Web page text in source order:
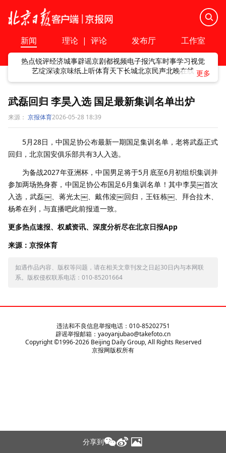
新闻 理论 | 评论 发布厅 工作室
热点锐评经济城事辟谣京剧都视频电子报汽车时事学习视觉
艺绽深读京味纸上听体育天下长城北京民声北晚在线
武磊回归 李昊入选 国足最新集训名单出炉
来源： 京报体育2026-05-28 18:39
5月28日，中国足协公布最新一期国足集训名单，老将武磊正式
回归，北京国安俱乐部共有3人入选。
为备战2027年亚洲杯，中国男足将于5月底至6月初组织集训并
参加两场热身赛，中国足协公布国足6月集训名单！其中李昊￼首次
入选，武磊￼、蒋光太￼、戴伟浚￼回归，王钰栋￼、拜合拉木、
杨希在列，与直播吧此前报道一致。
更多热点速报、权威资讯、深度分析尽在北京日报App
来源：京报体育
如遇作品内容、版权等问题，请在相关文章刊发之日起30日内与本网联
系。版权侵权联系电话：010-85201664
分享到
违法和不良信息举报电话：010-85202751
辟谣举报邮箱：yaoyanjubao@takefoto.cn
Copyright ©1996-2026Beijing Daily Group, All Rights Reserved
京报网版权所有